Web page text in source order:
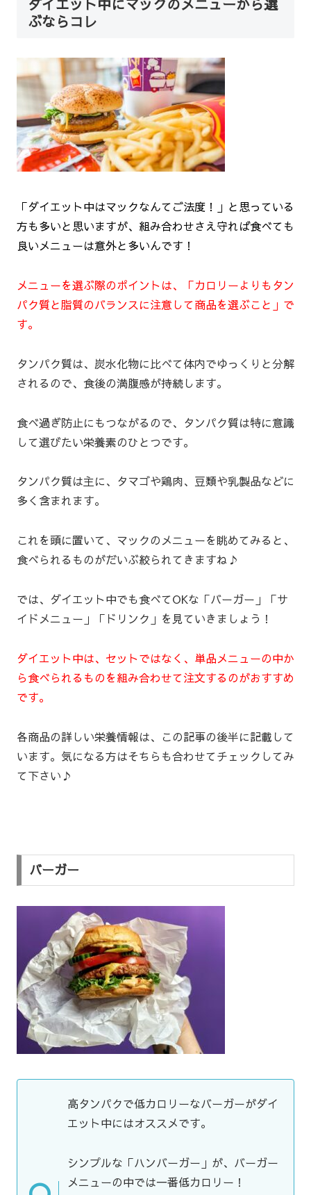
ぶならコレ
「ダイエット中はマックなんてご法度！」と思っている
方も多いと思いますが、組み合わせさえ守れば食べても
良いメニューは意外と多いんです！
メニューを選ぶ際のポイントは、「カロリーよりもタン
パク質と脂質のバランスに注意して商品を選ぶこと」で
す。
タンパク質は、炭水化物に比べて体内でゆっくりと分解
されるので、食後の満腹感が持続します。
食べ過ぎ防止にもつながるので、タンパク質は特に意識
して選びたい栄養素のひとつです。
タンパク質は主に、タマゴや鶏肉、豆類や乳製品などに
多く含まれます。
これを頭に置いて、マックのメニューを眺めてみると、
食べられるものがだいぶ絞られてきますね♪
では、ダイエット中でも食べてOKな「バーガー」「サ
イドメニュー」「ドリンク」を見ていきましょう！
ダイエット中は、セットではなく、単品メニューの中か
ら食べられるものを組み合わせて注文するのがおすすめ
です。
各商品の詳しい栄養情報は、この記事の後半に記載して
います。気になる方はそちらも合わせてチェックしてみ
て下さい♪
バーガー
高タンパクで低カロリーなバーガーがダイ
エット中にはオススメです。
シンプルな「ハンバーガー」が、バーガー
メニューの中では一番低カロリー！